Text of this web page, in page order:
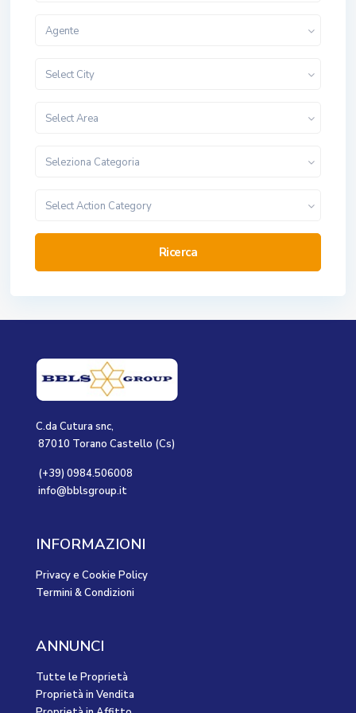
Agente
Select City
Select Area
Seleziona Categoria
Select Action Category
Ricerca
C.da Cutura snc,
87010 Torano Castello (Cs)
(+39) 0984.506008
info@bblsgroup.it
INFORMAZIONI
Privacy e Cookie Policy
Termini & Condizioni
ANNUNCI
Tutte le Proprietà
Proprietà in Vendita